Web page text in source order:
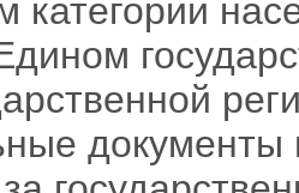
категории
документы